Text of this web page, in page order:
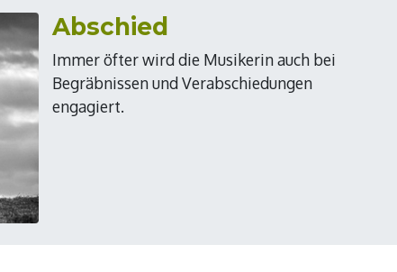
Abschied
Immer öfter wird die Musikerin auch bei
Begräbnissen und Verabschiedungen
engagiert.